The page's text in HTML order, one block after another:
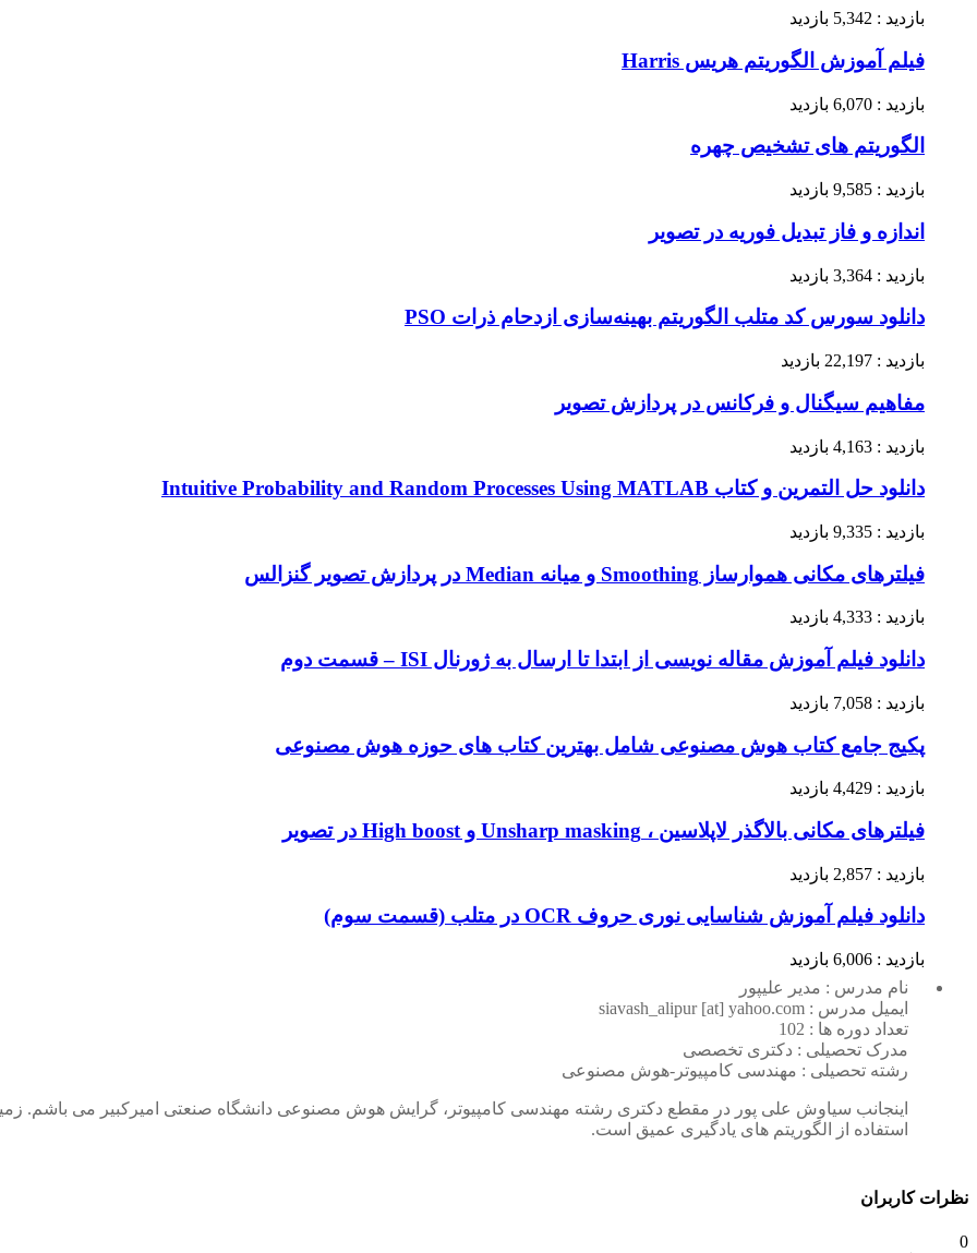
بازدید : 5,342 بازدید
فیلم آموزش الگوریتم هریس Harris
بازدید : 6,070 بازدید
الگوریتم های تشخیص چهره
بازدید : 9,585 بازدید
اندازه و فاز تبدیل فوریه در تصویر
بازدید : 3,364 بازدید
دانلود سورس کد متلب الگوریتم بهینه‌سازی ازدحام ذرات PSO
بازدید : 22,197 بازدید
مفاهیم سیگنال و فرکانس در پردازش تصویر
بازدید : 4,163 بازدید
دانلود حل التمرین و کتاب Intuitive Probability and Random Processes Using MATLAB
بازدید : 9,335 بازدید
فیلترهای مکانی هموارساز Smoothing و میانه Median در پردازش تصویر گنزالس
بازدید : 4,333 بازدید
دانلود فیلم آموزش مقاله نویسی از ابتدا تا ارسال به ژورنال ISI – قسمت دوم
بازدید : 7,058 بازدید
پکیج جامع کتاب هوش مصنوعی شامل بهترین کتاب های حوزه هوش مصنوعی
بازدید : 4,429 بازدید
فیلترهای مکانی بالاگذر لاپلاسین ، Unsharp masking و High boost در تصویر
بازدید : 2,857 بازدید
دانلود فیلم آموزش شناسایی نوری حروف OCR در متلب (قسمت سوم)
بازدید : 6,006 بازدید
نام مدرس : مدیر علیپور
ایمیل مدرس : siavash_alipur [at] yahoo.com
تعداد دوره ها : 102
مدرک تحصیلی : دکتری تخصصی
رشته تحصیلی : مهندسی کامپیوتر-هوش مصنوعی
اینجانب سیاوش علی پور در مقطع دکتری رشته مهندسی کامپیوتر، گرایش هوش مصنوعی دانشگاه صنعتی امیرکبیر می باشم.
استفاده از الگوریتم های یادگیری عمیق است.
نظرات کاربران
0